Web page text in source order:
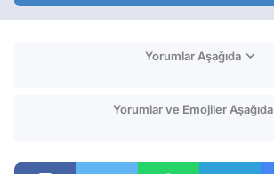
Yorumlar Aşağıda
Yorumlar ve Emojiler Aşağıda